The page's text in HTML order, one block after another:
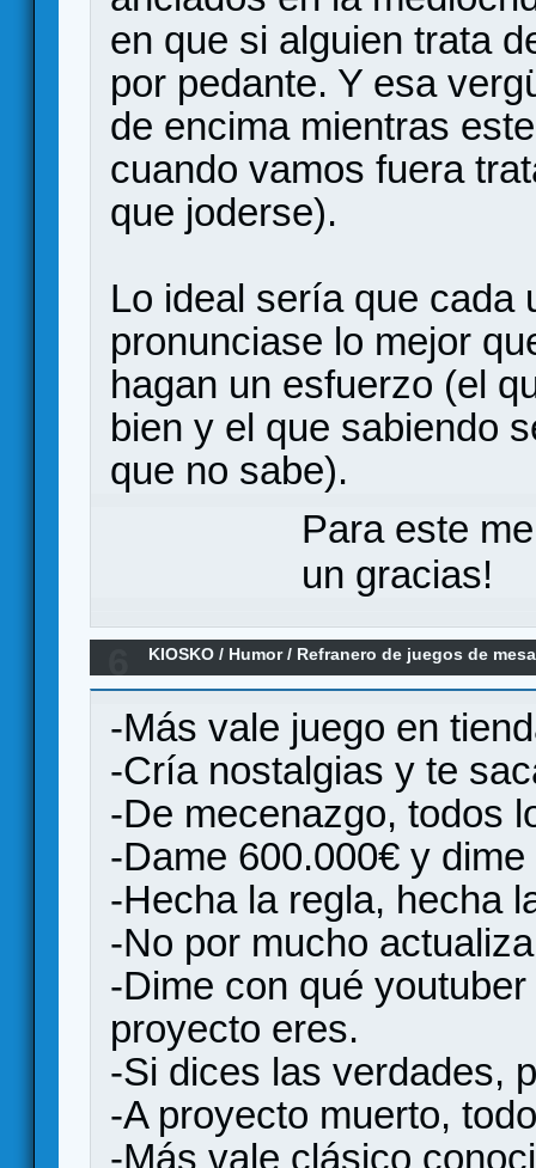
en que si alguien trata
por pedante. Y esa
de encima mientras
cuando vamos fuera
que joderse).
Lo ideal sería que cada
pronunciase lo mejor
hagan un esfuerzo (el
bien y el que sabiendo
que no sabe).
Para este
un gracias!
KIOSKO / Humor/ Refranero de juegos de mesa
-Más vale juego en
-Cría nostalgias y te
-De mecenazgo, todos
-Dame 600.000€ y
-Hecha la regla, hecha
-No por mucho
-Dime con qué
proyecto eres.
-Si dices las verdades,
-A proyecto muerto,
-Más vale clásico